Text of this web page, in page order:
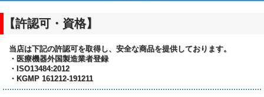
【許認可・資格】
当店は下記の許認可を取得し、安全な商品を提供しております。
・医療機器外国製造業者登録
・ISO13484:2012
・KGMP 161212-191211